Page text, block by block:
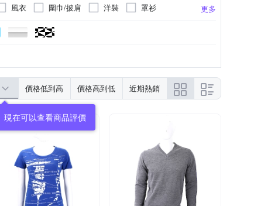
更多
風衣 圍巾/披肩 洋裝
罩衫
價格低到高 價格高到低 近期熱銷